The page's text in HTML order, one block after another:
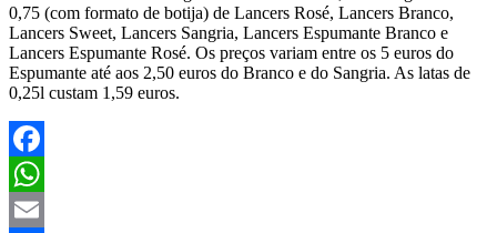
0,75 (com formato de botija) de Lancers Rosé, Lancers Branco,
Lancers Sweet, Lancers Sangria, Lancers Espumante Branco e
Lancers Espumante Rosé. Os preços variam entre os 5 euros do
Espumante até aos 2,50 euros do Branco e do Sangria. As latas de
0,25l custam 1,59 euros.
Facebook
WhatsApp